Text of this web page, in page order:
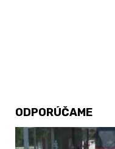
ODPORÚČAME